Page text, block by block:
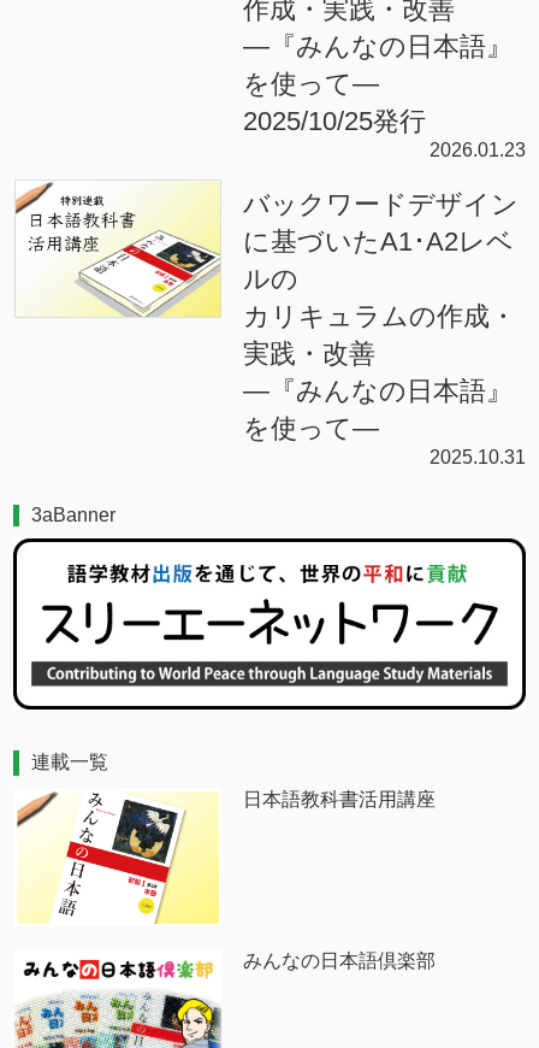
作成・実践・改善
―『みんなの日本語』
を使って―
2025/10/25発行
2026.01.23
バックワードデザイン
に基づいたA1･A2レベ
ルの
カリキュラムの作成・
実践・改善
―『みんなの日本語』
を使って―
2025.10.31
3aBanner
連載一覧
日本語教科書活用講座
みんなの日本語倶楽部